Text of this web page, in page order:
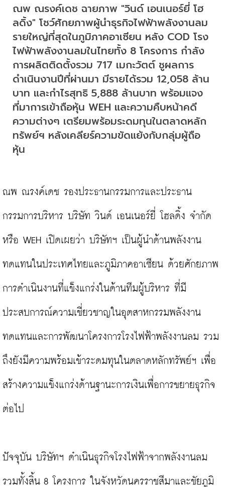
ณพ ณรงค์เดช ฉายภาพ "วินด์ เอนเนอร์ยี่ โฮ
ลดิ้ง" โชว์ศักยภาพผู้นำธุรกิจไฟฟ้าพลังงานลม
รายใหญ่ที่สุดในภูมิภาคอาเซียน หลัง COD โรง
ไฟฟ้าพลังงานลมในไทยทั้ง 8 โครงการ กำลัง
การผลิตติดตั้งรวม 717 เมกะวัตต์ ชูผลการ
ดำเนินงานปีที่ผ่านมา มีรายได้รวม 12,058 ล้าน
บาท และกำไรสุทธิ 5,888 ล้านบาท พร้อมแจง
ที่มาการเข้าถือหุ้น WEH และความคืบหน้าคดี
ความต่างๆ เตรียมพร้อมระดมทุนในตลาดหลัก
ทรัพย์ฯ หลังเคลียร์ความขัดแย้งกับกลุ่มผู้ถือ
หุ้น
ณพ ณรงค์เดช รองประธานกรรมการและประธาน
กรรมการบริหาร บริษัท วินด์ เอนเนอร์ยี่ โฮลดิ้ง จำกัด
หรือ WEH เปิดเผยว่า บริษัทฯ เป็นผู้นำด้านพลังงาน
ทดแทนในประเทศไทยและภูมิภาคอาเซียน ด้วยศักยภาพ
การดำเนินงานที่แข็งแกร่งในด้านทีมผู้บริหาร ที่มี
ประสบการณ์ความเชี่ยวชาญในอุตสาหกรรมพลังงาน
ทดแทนและการพัฒนาโครงการโรงไฟฟ้าพลังงานลม รวม
ถึงยังมีความพร้อมเข้าระดมทุนในตลาดหลักทรัพย์ฯ เพื่อ
สร้างความแข็งแกร่งด้านฐานะการเงินเพื่อการขยายธุรกิจ
ต่อไป
ปัจจุบัน บริษัทฯ ดำเนินธุรกิจโรงไฟฟ้าจากพลังงานลม
รวมทั้งสิ้น 8 โครงการ ในจังหวัดนครราชสีมาและชัยภูมิ